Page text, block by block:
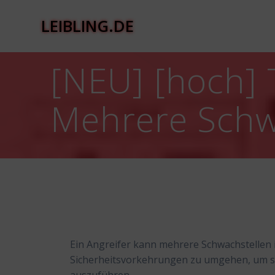
LEIBLING.DE
[NEU] [hoch]
Mehrere
Ein Angreifer kann mehrere
Sicherheitsvorkehrungen zu umgehen, um